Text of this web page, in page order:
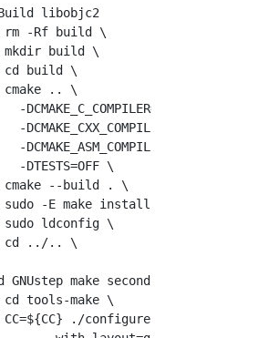
libobjc2
rm -Rf build \
mkdir build \
cd build \
cmake .. \
-DCMAKE_C_COMPILER=${CC} \
-DCMAKE_CXX_COMPILER=${CXX} \
-DCMAKE_ASM_COMPILER=${CC} \
-DTESTS=OFF \
cmake --build . \
-E make install \
sudo ldconfig \
cd ../.. \
make second time
cd tools-make \
./configure \